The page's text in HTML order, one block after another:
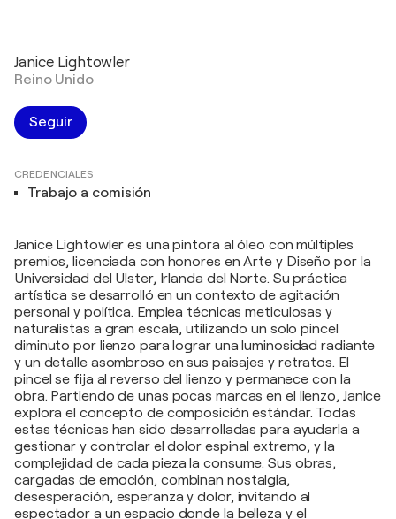
Janice Lightowler
Reino Unido
Seguir
CREDENCIALES
Trabajo a comisión
Janice Lightowler es una pintora al óleo con múltiples
premios, licenciada con honores en Arte y Diseño por la
Universidad del Ulster, Irlanda del Norte. Su práctica
artística se desarrolló en un contexto de agitación
personal y política. Emplea técnicas meticulosas y
naturalistas a gran escala, utilizando un solo pincel
diminuto por lienzo para lograr una luminosidad radiante
y un detalle asombroso en sus paisajes y retratos. El
pincel se fija al reverso del lienzo y permanece con la
obra. Partiendo de unas pocas marcas en el lienzo, Janice
explora el concepto de composición estándar. Todas
estas técnicas han sido desarrolladas para ayudarla a
gestionar y controlar el dolor espinal extremo, y la
complejidad de cada pieza la consume. Sus obras,
cargadas de emoción, combinan nostalgia,
desesperación, esperanza y dolor, invitando al
espectador a un espacio donde la belleza y el